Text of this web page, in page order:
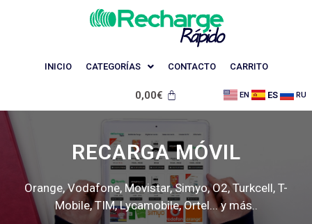
INICIO CATEGORÍAS CONTACTO CARRITO
0,00€ EN ES RU
RECARGA MÓVIL
Orange, Vodafone, Movistar, Simyo, O2, Turkcell, T-
Mobile, TIM, Lycamobile, Ortel... y más..